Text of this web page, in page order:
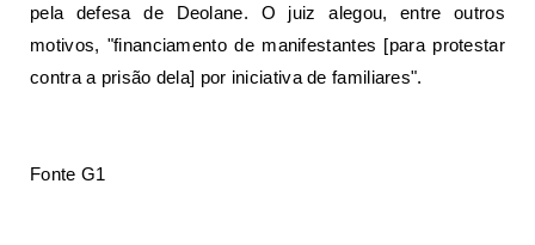
pela defesa de Deolane. O juiz alegou, entre outros
motivos, "financiamento de manifestantes [para protestar
contra a prisão dela] por iniciativa de familiares".
Fonte G1